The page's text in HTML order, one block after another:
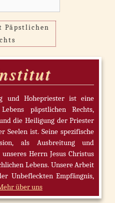
Päpstlichen
und Hohepriester ist eine
päpstlichen Rechts,
die Heiligung der Priester
Seelen ist. Seine spezifische
als Ausbreitung und
Herrn Jesus Christus
Lebens. Unsere Arbeit
Unbefleckten Empfängnis,
über uns